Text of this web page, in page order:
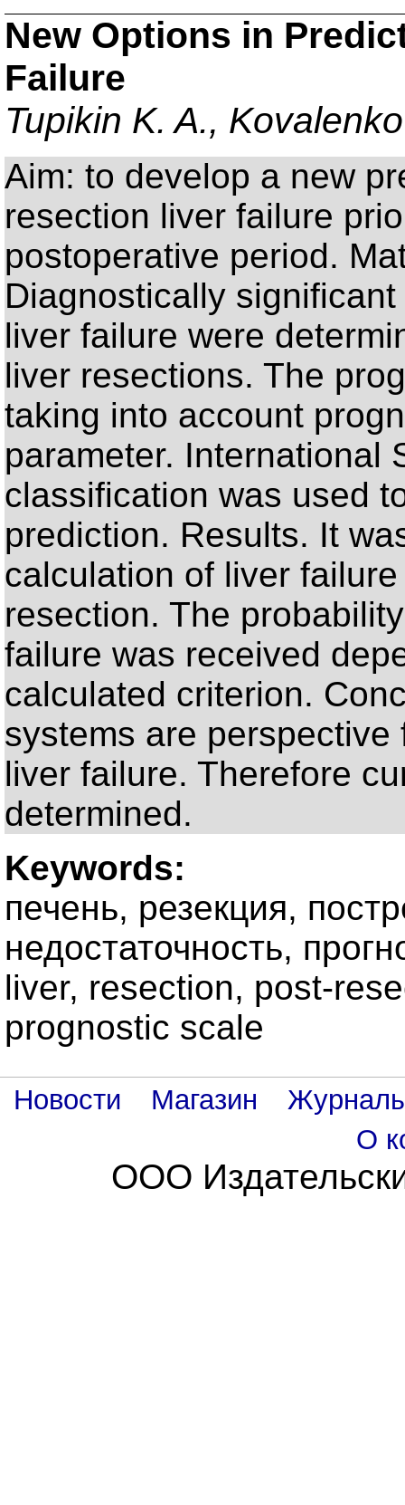
New Options in
Failure
Tupikin K. A.,
Aim: to develop a new
resection liver failure
postoperative period.
Diagnostically
liver failure were
liver resections. The
taking into account
parameter. International
classification was used
prediction. Results. It
calculation of liver
resection. The
failure was received
calculated criterion.
systems are
liver failure. Therefore
determined.
Keywords:
печень, резекция,
недостаточность,
liver, resection, post-
prognostic scale
Новости Магазин
О
ООО